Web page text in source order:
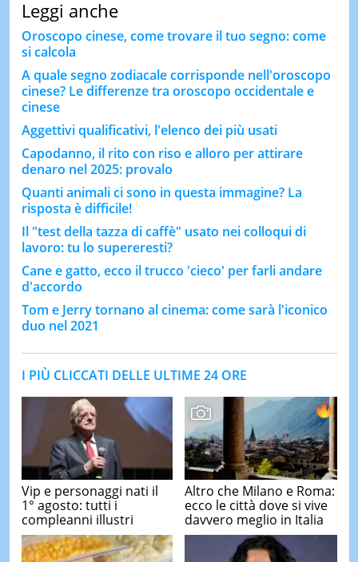
Leggi anche
Oroscopo cinese, come trovare il tuo segno: come
si calcola
A quale segno zodiacale corrisponde nell'oroscopo
cinese? Le differenze tra oroscopo occidentale e
cinese
Aggettivi qualificativi, l'elenco dei più usati
Capodanno, il rito con riso e alloro per attirare
denaro nel 2025: provalo
Quanti animali ci sono in questa immagine? La
risposta è difficile!
Il "test della tazza di caffè" usato nei colloqui di
lavoro: tu lo supereresti?
Cane e gatto, ecco il trucco 'cieco' per farli andare
d'accordo
Tom e Jerry tornano al cinema: come sarà l'iconico
duo nel 2021
I PIÙ CLICCATI DELLE ULTIME 24 ORE
Vip e personaggi nati il
1° agosto: tutti i
compleanni illustri
Altro che Milano e Roma:
ecco le città dove si vive
davvero meglio in Italia